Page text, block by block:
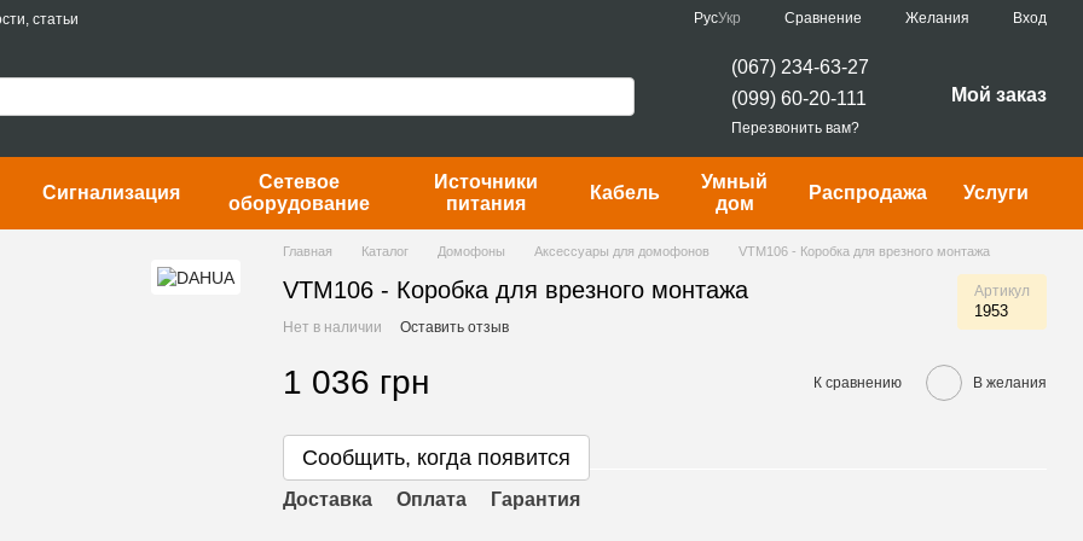
статьи РусУкр Сравнение Желания Вход
(067) 234-63-27
(099) 60-20-111
Перезвонить вам?
Мой заказ
Сигнализация
Сетевое
оборудование
Источники
питания
Кабель
Умный
дом
Распродажа Услуги
Главная Каталог Домофоны Аксессуары для домофонов VTM106 - Коробка для врезного монтажа
VTM106 - Коробка для врезного монтажа Артикул
1953
Нет в наличии Оставить отзыв
1 036 грн К сравнению В желания
Сообщить, когда появится
Доставка Оплата Гарантия